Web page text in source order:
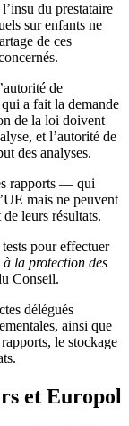
du prestataire
sur enfants ne
de ces
de
a fait la demande
de la loi doivent
et l’autorité de
des analyses.
rapports — qui
mais ne peuvent
leurs résultats.
pour effectuer
à la protection des
Conseil.
délégués
ainsi que
le stockage
et Europol